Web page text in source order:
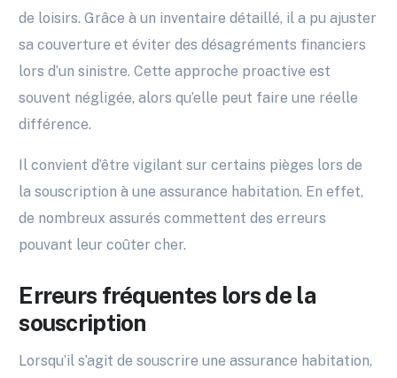
de loisirs. Grâce à un inventaire détaillé, il a pu ajuster
sa couverture et éviter des désagréments financiers
lors d’un sinistre. Cette approche proactive est
souvent négligée, alors qu’elle peut faire une réelle
différence.
Il convient d’être vigilant sur certains pièges lors de
la souscription à une assurance habitation. En effet,
de nombreux assurés commettent des erreurs
pouvant leur coûter cher.
Erreurs fréquentes lors de la
souscription
Lorsqu’il s’agit de souscrire une assurance habitation,